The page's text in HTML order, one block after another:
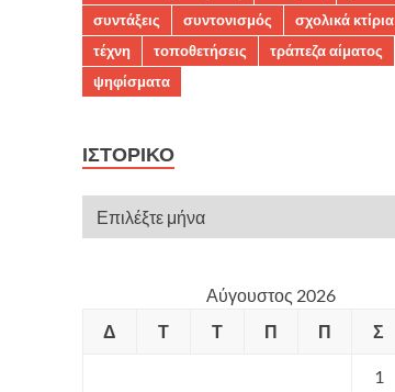
συντάξεις
συντονισμός
σχολικά κτίρια
τέχνη
τοποθετήσεις
τράπεζα αίματος
ψηφίσματα
ΙΣΤΟΡΙΚΌ
Αύγουστος 2026
Δ
Τ Τ Π Π Σ
1